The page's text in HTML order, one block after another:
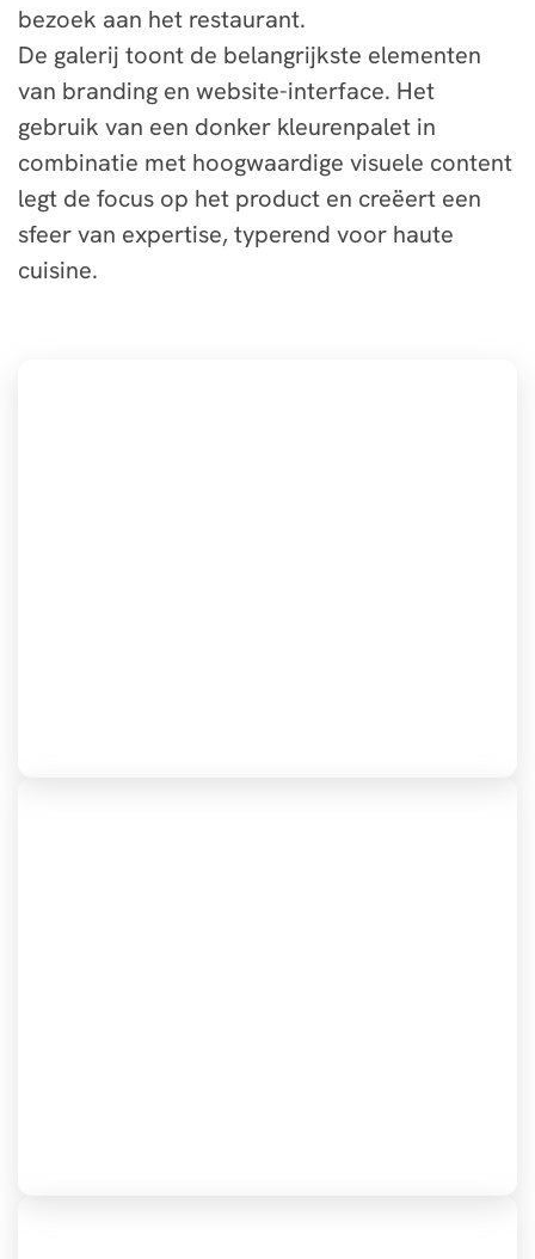
bezoek aan het restaurant.
De galerij toont de belangrijkste elementen
van branding en website-interface. Het
gebruik van een donker kleurenpalet in
combinatie met hoogwaardige visuele content
legt de focus op het product en creëert een
sfeer van expertise, typerend voor haute
cuisine.